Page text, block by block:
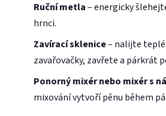
Ruční metla– energicky
hrnci.
Zavírací sklenice– nalijte
zavařovačky, zavřete a párkrát
Ponorný mixér nebo mixér s
mixování vytvoří pěnu během